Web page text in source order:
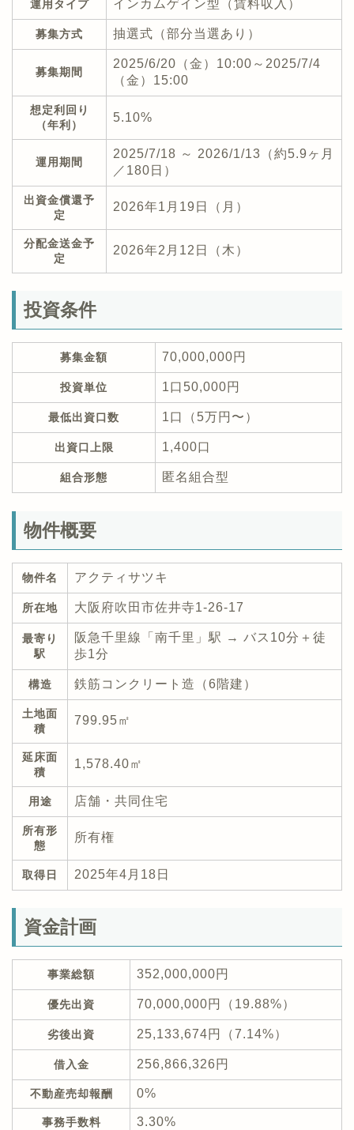
運用タイプ インカムゲイン型（賃料収入）
募集方式 抽選式（部分当選あり）
募集期間
2025/6/20（金）10:00～2025/7/4
（金）15:00
想定利回り
（年利）
5.10%
運用期間
2025/7/18 ～ 2026/1/13（約5.9ヶ月
／180日）
出資金償還予
定
2026年1月19日（月）
分配金送金予
定
2026年2月12日（木）
投資条件
募集金額 70,000,000円
投資単位 1口50,000円
最低出資口数 1口（5万円〜）
出資口上限 1,400口
組合形態 匿名組合型
物件概要
物件名 アクティサツキ
所在地 大阪府吹田市佐井寺1-26-17
最寄り
駅
阪急千里線「南千里」駅 → バス10分＋徒
歩1分
構造 鉄筋コンクリート造（6階建）
土地面
積
799.95㎡
延床面
積
1,578.40㎡
用途 店舗・共同住宅
所有形
態
所有権
取得日 2025年4月18日
資金計画
事業総額 352,000,000円
優先出資 70,000,000円（19.88%）
劣後出資 25,133,674円（7.14%）
借入金 256,866,326円
不動産売却報酬 0%
事務手数料 3.30%